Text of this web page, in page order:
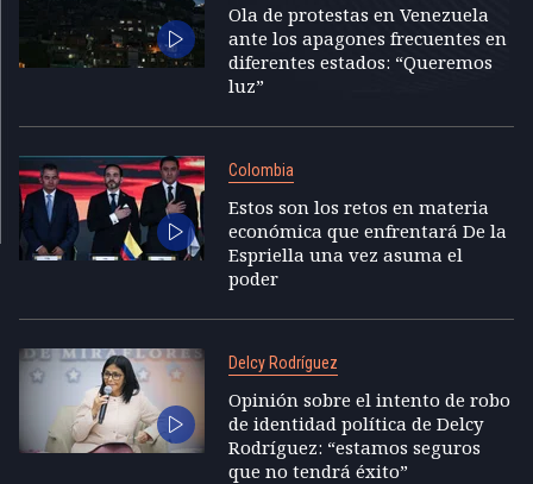
Ola de protestas en Venezuela
ante los apagones frecuentes en
diferentes estados: “Queremos
luz”
Colombia
Estos son los retos en materia
económica que enfrentará De la
Espriella una vez asuma el
poder
Delcy Rodríguez
Opinión sobre el intento de robo
de identidad política de Delcy
Rodríguez: “estamos seguros
que no tendrá éxito”